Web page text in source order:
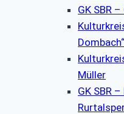
GK SBR
Dombach“
Müller
GK SBR